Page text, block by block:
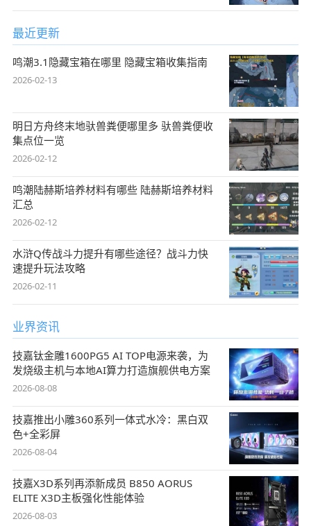
最近更新
鸣潮3.1隐藏宝箱在哪里 隐藏宝箱收集指南
2026-02-13
明日方舟终末地驮兽粪便哪里多 驮兽粪便收
集点位一览
2026-02-12
鸣潮陆赫斯培养材料有哪些 陆赫斯培养材料
汇总
2026-02-12
水浒Q传战斗力提升有哪些途径？战斗力快
速提升玩法攻略
2026-02-11
业界资讯
技嘉钛金雕1600PG5 AI TOP电源来袭，为
发烧级主机与本地AI算力打造旗舰供电方案
2026-08-08
技嘉推出小雕360系列一体式水冷：黑白双
色+全彩屏
2026-08-04
技嘉X3D系列再添新成员 B850 AORUS
ELITE X3D主板强化性能体验
2026-08-03